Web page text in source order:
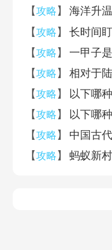
7月3日题二
7月2日题一
【攻略 】
【攻略 】
【攻略 】
【攻略 】
【攻略 】
【攻略 】
【攻略 】
【攻略 】 蚂蚁新